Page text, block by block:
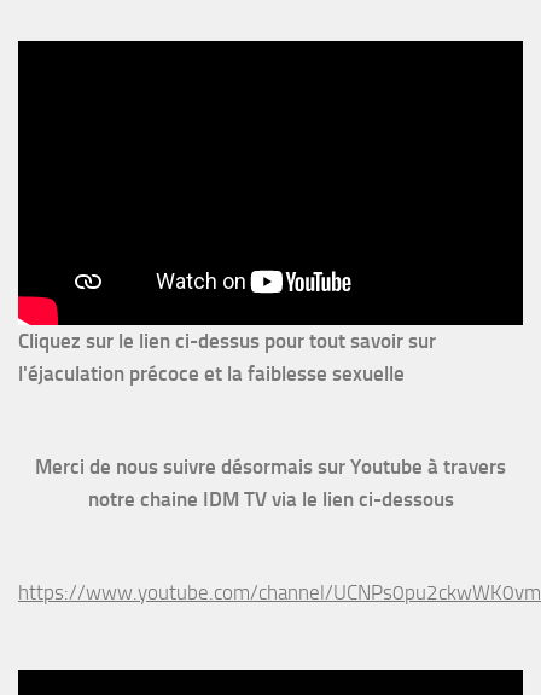
Cliquez sur le lien ci-dessus pour tout savoir sur
l'éjaculation précoce et la faiblesse sexuelle
Merci de nous suivre désormais sur Youtube à travers
notre chaine IDM TV via le lien ci-dessous
https://www.youtube.com/channel/